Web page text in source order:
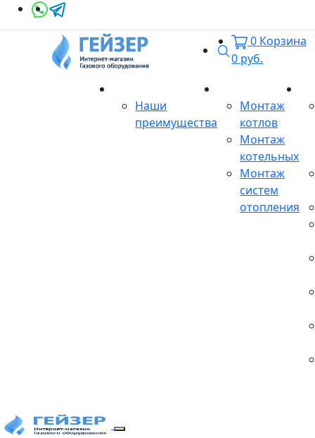
Поиск
0 Корзина
0 руб.
Наши
преимущества
Монтаж
котлов
Монтаж
котельных
Монтаж
систем
отопления